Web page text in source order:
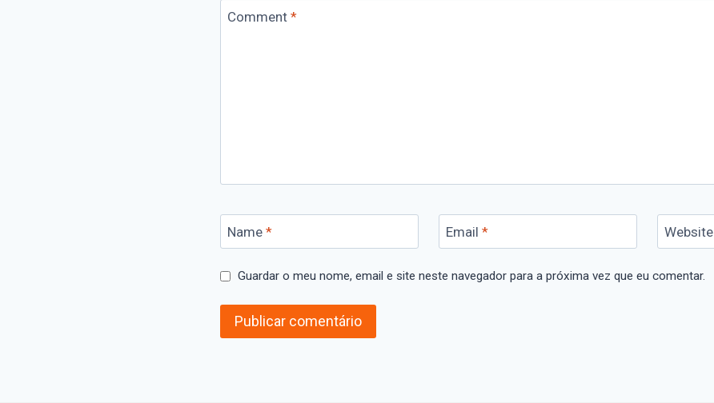
Comment *
Name * Email * Website
Guardar o meu nome, email e site neste navegador para a próxima vez que eu comentar.